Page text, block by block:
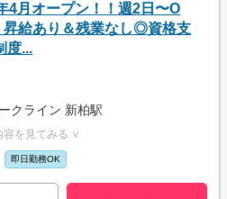
4月オープン！！週2日〜O
昇給あり＆残業なし◎資格支
度...
クライン 新柏駅
容を見てみる ∨
即日勤務OK